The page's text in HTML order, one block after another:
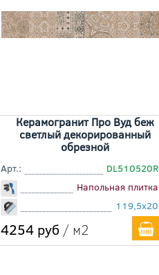
Керамогранит Про Вуд беж
светлый декорированный
обрезной
Арт.:
DL510520R
Напольная плитка
119,5x20
4254 руб / м2